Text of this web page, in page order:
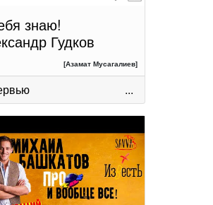
знаю!
Гудков
[Азамат Мусагалиев]
...